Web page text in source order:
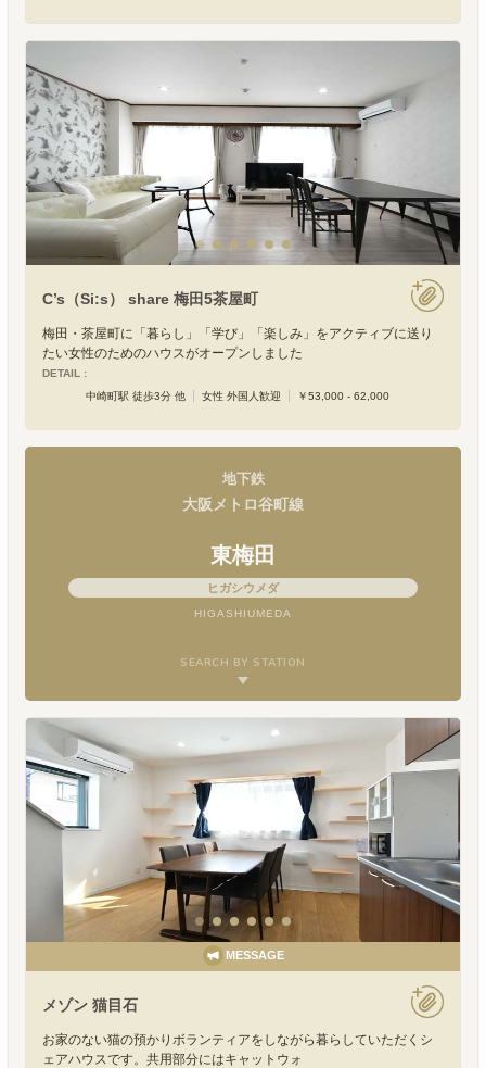
C’s（Si:s） share 梅田5茶屋町
梅田・茶屋町に「暮らし」「学び」「楽しみ」をアクティブに送り
たい女性のためのハウスがオープンしました
DETAIL :
中崎町駅 徒歩3分 他
女性 外国人歓迎 ￥53,000 - 62,000
地下鉄
大阪メトロ谷町線
東梅田
ヒガシウメダ
HIGASHIUMEDA
SEARCH BY STATION
MESSAGE
メゾン 猫目石
お家のない猫の預かりボランティアをしながら暮らしていただくシ
ェアハウスです。共用部分にはキャットウォ